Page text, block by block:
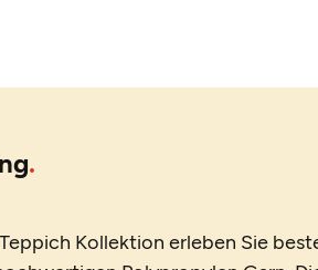
Kollektion erleben Sie